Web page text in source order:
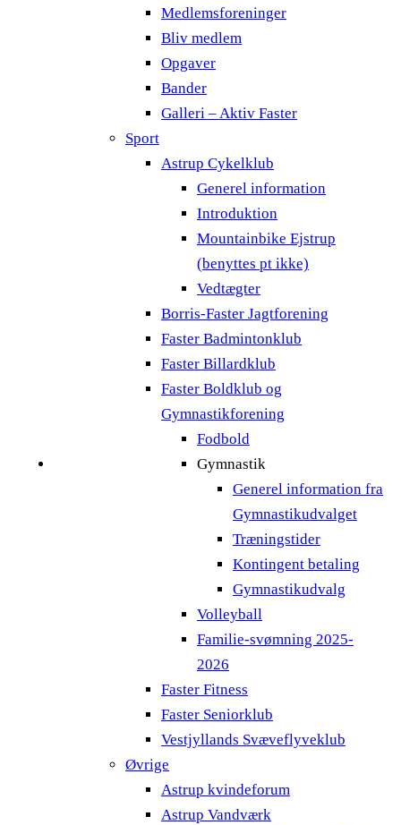
Medlemsforeninger
Bliv medlem
Opgaver
Bander
Galleri – Aktiv Faster
Sport
Astrup Cykelklub
Generel information
Introduktion
Mountainbike Ejstrup
(benyttes pt ikke)
Vedtægter
Borris-Faster Jagtforening
Faster Badmintonklub
Faster Billardklub
Faster Boldklub og
Gymnastikforening
Fodbold
Gymnastik
Generel information fra
Gymnastikudvalget
Træningstider
Kontingent betaling
Gymnastikudvalg
Volleyball
Familie-svømning 2025-
2026
Faster Fitness
Faster Seniorklub
Vestjyllands Svæveflyveklub
Øvrige
Astrup kvindeforum
Astrup Vandværk